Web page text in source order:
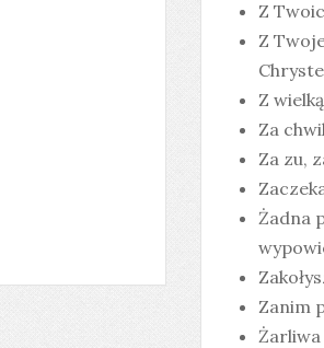
Z
Z
Chryste
Z
Za
Za zu,
Żadna
Zanim